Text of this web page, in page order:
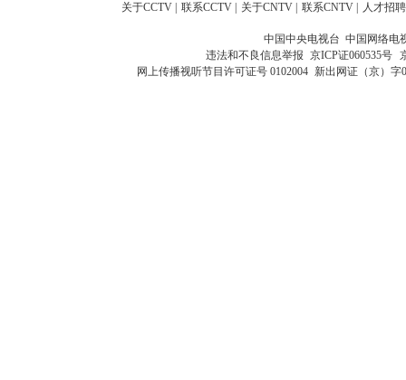
关于CCTV 联系CCTV 关于CNTV 联系CNTV 人才招聘
中国中央电视台 中国网络电
违法和不良信息举报 京ICP证060535号
网上传播视听节目许可证号 0102004 新出网证（京）